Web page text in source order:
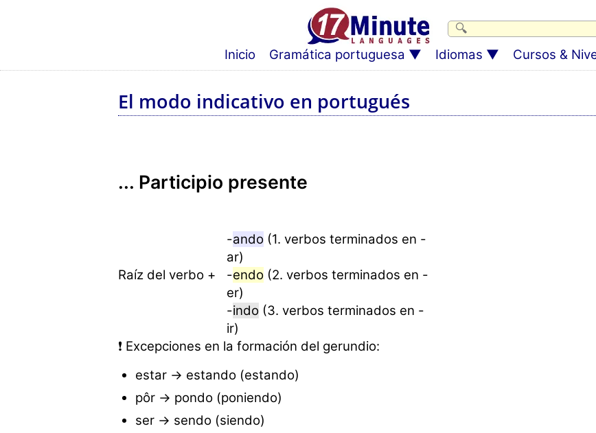
Inicio Gramática portuguesa Idiomas Cursos &
El modo indicativo en portugués
... Participio presente
-ando (1. verbos terminados en -
ar)
Raíz del verbo +
-endo (2. verbos terminados en -
er)
-indo (3. verbos terminados en -
ir)
❗ Excepciones en la formación del gerundio:
estar → estando (estando)
pôr → pondo (poniendo)
ser → sendo (siendo)